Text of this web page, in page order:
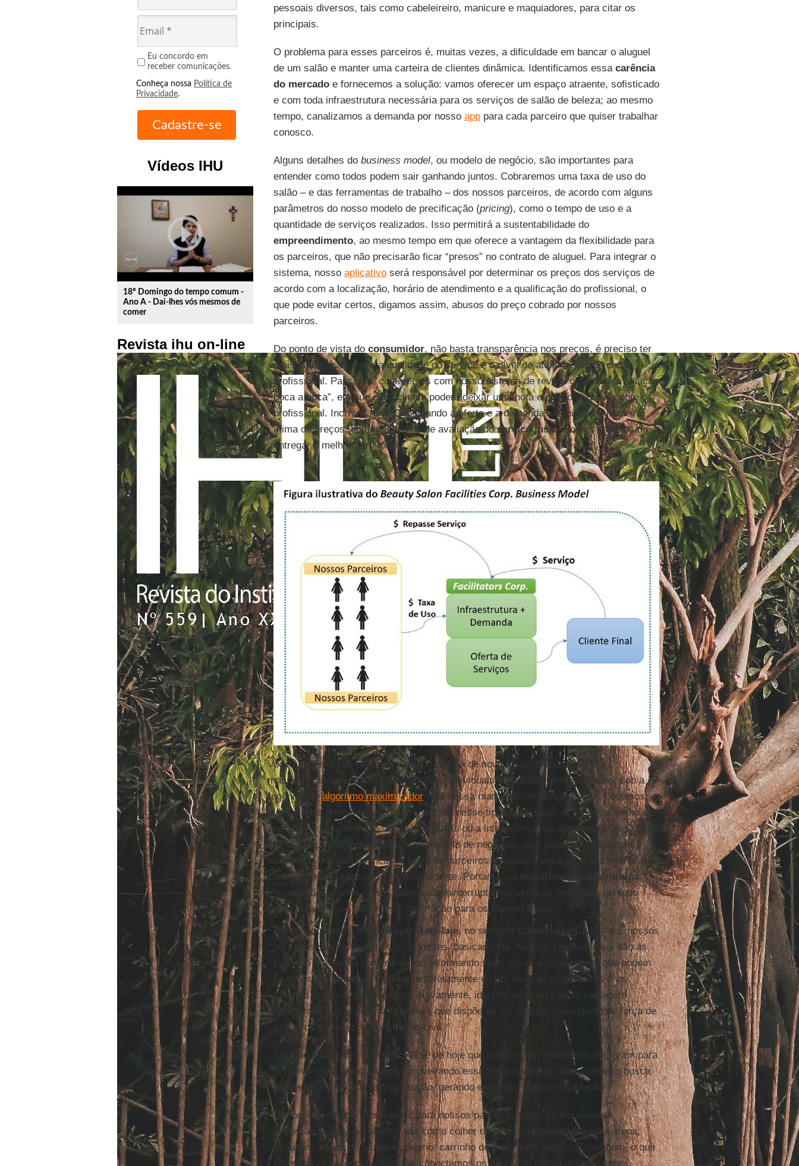
Eu concordo em
receber comunicações.
Conheça nossa Política de
Privacidade.
Vídeos IHU
play_circle_outline
18º Domingo do tempo comum -
Ano A - Dai-lhes vós mesmos de
comer
Revista ihu on-line
pessoais diversos, tais como cabeleireiro, manicure e maquiadores, para citar os
principais.
O problema para esses parceiros é, muitas vezes, a dificuldade em bancar o aluguel
de um salão e manter uma carteira de clientes dinâmica. Identificamos essa carência
do mercadoe fornecemos a solução: vamos oferecer um espaço atraente, sofisticado
e com toda infraestrutura necessária para os serviços de salão de beleza; ao mesmo
tempo, canalizamos a demanda por nosso apppara cada parceiro que quiser trabalhar
conosco.
Alguns detalhes do business model, ou modelo de negócio, são importantes para
entender como todos podem sair ganhando juntos. Cobraremos uma taxa de uso do
salão – e das ferramentas de trabalho – dos nossos parceiros, de acordo com alguns
parâmetros do nosso modelo de precificação (pricing), como o tempo de uso e a
quantidade de serviços realizados. Isso permitirá a sustentabilidade do
empreendimento, ao mesmo tempo em que oferece a vantagem da flexibilidade para
os parceiros, que não precisarão ficar “presos” no contrato de aluguel. Para integrar o
sistema, nosso aplicativoserá responsável por determinar os preços dos serviços de
acordo com a localização, horário de atendimento e a qualificação do profissional, o
que pode evitar certos, digamos assim, abusos do preço cobrado por nossos
parceiros.
Do ponto de vista do consumidor, não basta transparência nos preços, é preciso ter
mais informação sobre a qualidade do serviço e o nível de atendimento de cada
profissional. Para isso, contaremos com nosso sistema de review chamado “avaliação
boca a boca”, em que cada cliente poderá deixar uma nota e um comentário sobre o
profissional. Incrível, não? Conectando a oferta e a demanda, definindo de maneira
ótima os preços, com um modelo de avaliação doserviço justo, somos capazes de
entregar o melhor para todos!
Vocês podem estar pensando: mas o que há de novo nisso?! A novidade é a
massificação do esquema de ofertantes individuais em salões compartilhados, sob a
regência doalgoritmo maximizadore da nossa marca de confiança! Assim, podemos
evitar várias descontinuidades frequentes nesse tipo de atividade econômica, como, por
exemplo, a falta de profissionais ofertantes ou a intermitência da demanda final. O
é um espaço privilegiado para esse modelo de negócios, pois possui uma economia
abençoada com abundância de força de parceiros disposta a entregar o seu melhor a
cada dia, a um preço justo correspondente. Portanto, na
massificação algorítmica
conseguimos manter oferta e demanda ininterrupta nos serviços pessoais, gerando
renda para nossos parceiros e satisfação para os clientes finais.
O segundo case é o
Bricklayer Bate-laje, no setor de Construção Civil
. Aqui, nossos
parceiros são os pedreiros e serventes, basicamente. Nossos clientes finais são as
pessoas que estão construindo ou reformando suas casas e congêneres, que podem
usar nosso aplicativo facilitadordiretamente ou por meio de engenheiros civis,
mestres de obras ou arquitetos. Novamente, identificamos aqui outra vantagem
comparativa da economia brasileira que dispõe de um enorme contingente de força de
parceiros no ramo da construção civil.
São Paulo
, por exemplo, não é de hoje que milhões de nordestinos migraram para
construir essa cidade. Logo, aproveitando essa força histórica, nosso negócio busca
dinamizar o mercado de construção, gerando emprego, renda e satisfação!
De forma sintética, oferecemos para nossos parceiros todas as ferramentas
necessárias para o trabalho, tais como colher de pedreiro, desempenadeira, trena,
esquadro, régua de alumínio, prumo, carrinho de mão, entre outros. E, também, o que
é nossa competência essencial, conectamos os parceiros com a demanda por